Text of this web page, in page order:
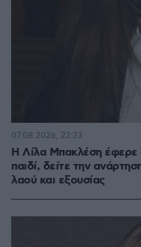
Η Λίλα Μπακλέση έφερε
παιδί, δείτε την
λαού και εξουσίας
07.08.2026, 22:23